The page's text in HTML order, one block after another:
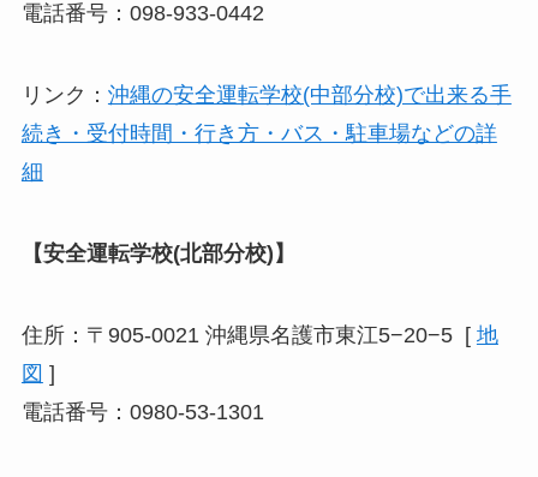
電話番号：098-933-0442
リンク： 沖縄の安全運転学校(中部分校)で出来る手
続き・受付時間・行き方・バス・駐車場などの詳
細
【安全運転学校(北部分校)】
住所：〒905-0021 沖縄県名護市東江5−20−5 [ 地
図 ]
電話番号：0980-53-1301